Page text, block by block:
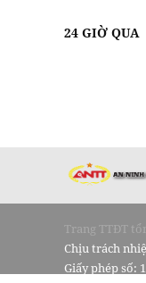
24 GIỜ QUA
Trang TTĐT
Chịu trách
Giấy phép số: